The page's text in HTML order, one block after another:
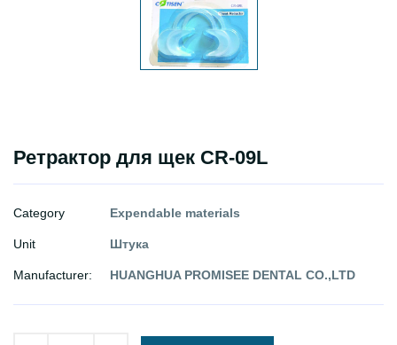
Ретрактор для щек CR-09L
Category Expendable materials
Unit Штука
Manufacturer: HUANGHUA PROMISEE DENTAL CO.,LTD